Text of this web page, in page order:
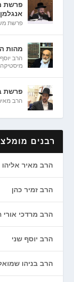
פרשת
אנגלמן
פרשת
מהות
הרב
פרשת
הרב
רבנים
הרב מאיר אליהו
הרב זמיר כהן
הרב מרדכי אורי
הרב יוסף שני
הרב בניהו